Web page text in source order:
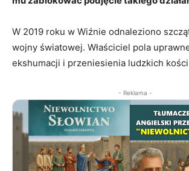
W 2019 roku w Wiźnie odnaleziono
wojny światowej. Właściciel pola
ekshumacji i przeniesienia ludzkich
- Reklama -